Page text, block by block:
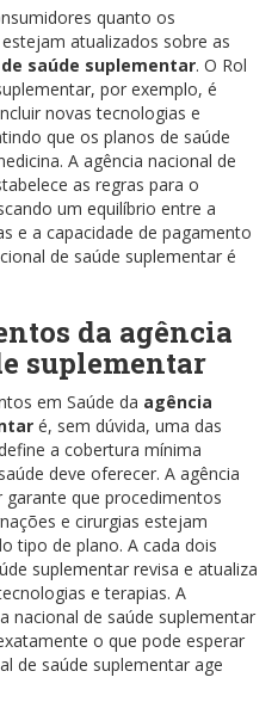
quanto os
atualizados sobre as
saúde suplementar. O Rol
por exemplo, é
novas tecnologias e
que os planos de saúde
A agência nacional de
as regras para o
um equilíbrio entre a
e a capacidade de pagamento
de saúde suplementar é
da agência
suplementar
em Saúde da agência
é, sem dúvida, uma das
a cobertura mínima
deve oferecer. A agência
que procedimentos
e cirurgias estejam
tipo de plano. A cada dois
suplementar revisa e atualiza
e terapias. A
nacional de saúde suplementar
o que pode esperar
de saúde suplementar age